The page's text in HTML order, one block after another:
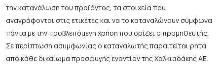
την κατανάλωση του προϊόντος, τα στοιχεία που
αναγράφονται στις ετικέτες και να το καταναλώνουν σύμφωνα
πάντα με την προβλεπόμενη χρήση που ορίζει ο προμηθευτής.
Σε περίπτωση ασυμφωνίας ο καταναλωτής παραιτείται ρητά
από κάθε δικαίωμα προσφυγής εναντίον της Χαλκιαδάκης ΑΕ.